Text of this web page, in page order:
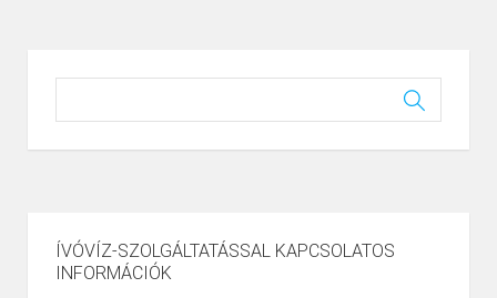
ÍVÓVÍZ-SZOLGÁLTATÁSSAL KAPCSOLATOS
INFORMÁCIÓK